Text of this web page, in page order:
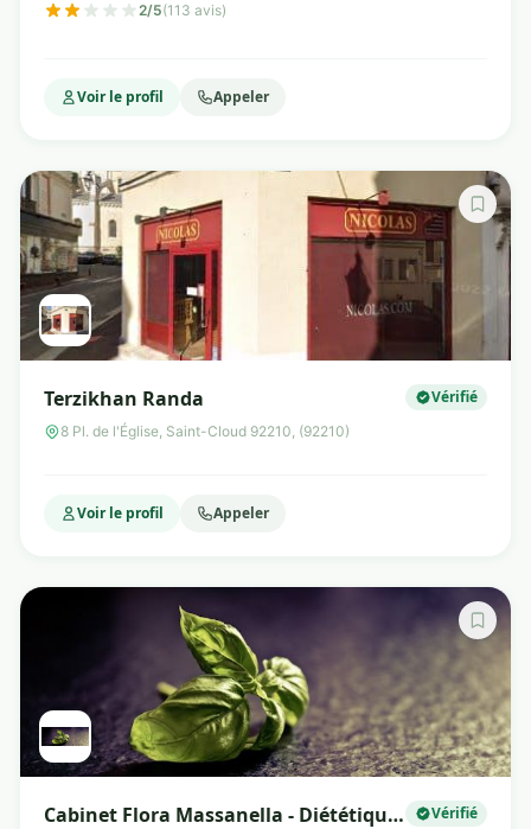
2/5(113 avis)
Voir le profil Appeler
Terzikhan Randa Vérifié
8 Pl. de l'Église, Saint-Cloud 92210, (92210)
Voir le profil Appeler
Cabinet Flora Massanella - Diététique
Vérifié